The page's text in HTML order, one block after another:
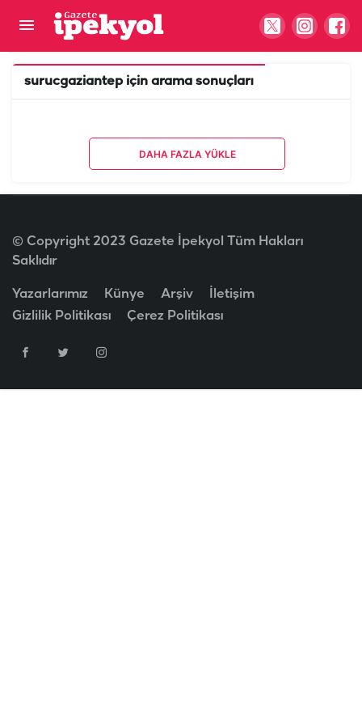
surucgaziantepiçin arama sonuçları
DAHA FAZLA YÜKLE
© Copyright 2023 Gazete İpekyol Tüm Hakları
Saklıdır
Yazarlarımız Künye Arşiv
İletişim
Gizlilik Politikası
Çerez Politikası